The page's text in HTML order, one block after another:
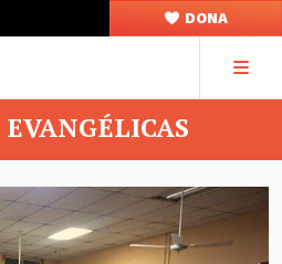
DONA